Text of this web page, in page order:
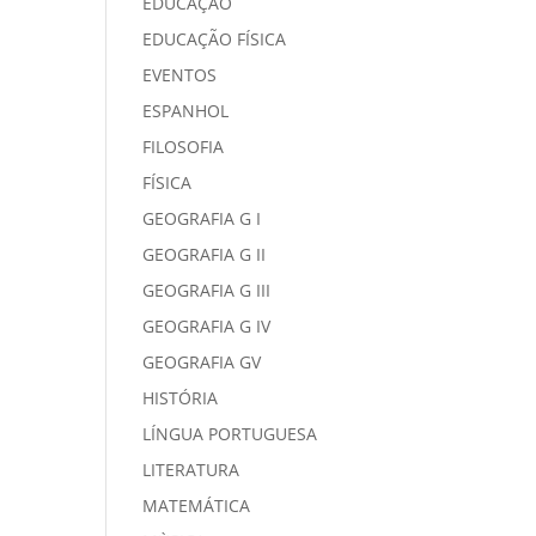
EDUCAÇÃO FÍSICA
EVENTOS
ESPANHOL
FILOSOFIA
FÍSICA
GEOGRAFIA G I
GEOGRAFIA G II
GEOGRAFIA G III
GEOGRAFIA G IV
GEOGRAFIA GV
HISTÓRIA
LÍNGUA PORTUGUESA
LITERATURA
MATEMÁTICA